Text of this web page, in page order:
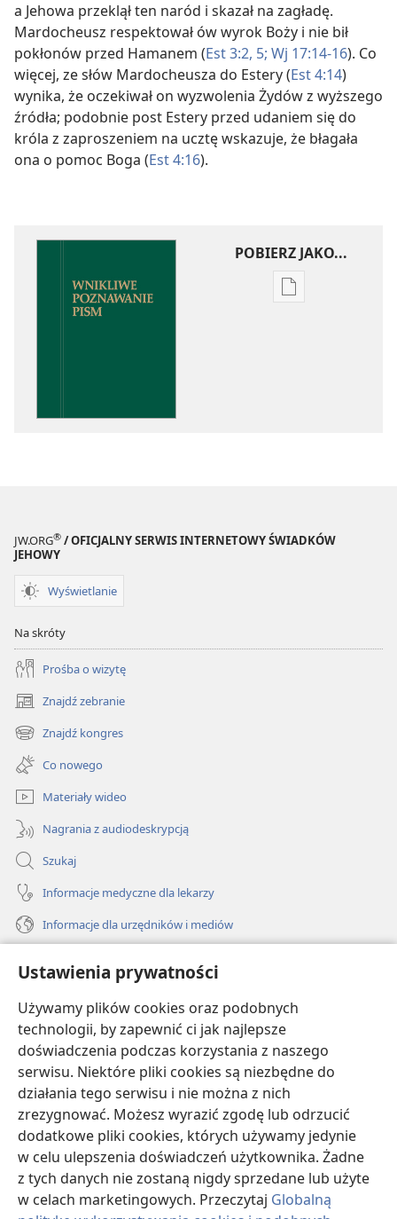
Ustawienia prywatności
Używamy plików cookies oraz podobnych
technologii, by zapewnić ci jak najlepsze
doświadczenia podczas korzystania z naszego
serwisu. Niektóre pliki cookies są niezbędne do
działania tego serwisu i nie można z nich
zrezygnować. Możesz wyrazić zgodę lub odrzucić
dodatkowe pliki cookies, których używamy jedynie
w celu ulepszenia doświadczeń użytkownika. Żadne
z tych danych nie zostaną nigdy sprzedane lub użyte
w celach marketingowych. Przeczytaj Globalną
a Jehowa przeklął ten naród i skazał na zagładę.
Mardocheusz respektował ów wyrok Boży i nie bił
pokłonów przed Hamanem (Est 3:2, 5; Wj 17:14-16). Co
więcej, ze słów Mardocheusza do Estery (Est 4:14)
wynika, że oczekiwał on wyzwolenia Żydów z wyższego
źródła; podobnie post Estery przed udaniem się do
króla z zaproszeniem na ucztę wskazuje, że błagała
ona o pomoc Boga (Est 4:16).
POBIERZ JAKO...
Ustawienia
JW.ORG® / OFICJALNY SERWIS INTERNETOWY ŚWIADKÓW
JEHOWY
Wyświetlanie
Na skróty
Prośba o wizytę
Znajdź zebranie
(opens
new
window)
Znajdź kongres
(opens
new
window)
Co nowego
Materiały wideo
Nagrania z audiodeskrypcją
Szukaj
Informacje medyczne dla lekarzy
Informacje dla urzędników i mediów
Darowizny
(opens
new
window)BIBLIOTEKA INTERNETOWA Strażnicy
(opens
new
window)JW Hub
(opens
new
window)JW Library
Watchtower Library